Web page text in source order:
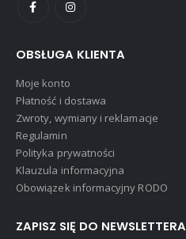
OBSŁUGA KLIENTA
Moje konto
Płatność i dostawa
Zwroty, wymiany i reklamacje
Regulamin
Polityka prywatności
Klauzula informacyjna
Obowiązek informacyjny RODO
ZAPISZ SIĘ DO NEWSLETTERA